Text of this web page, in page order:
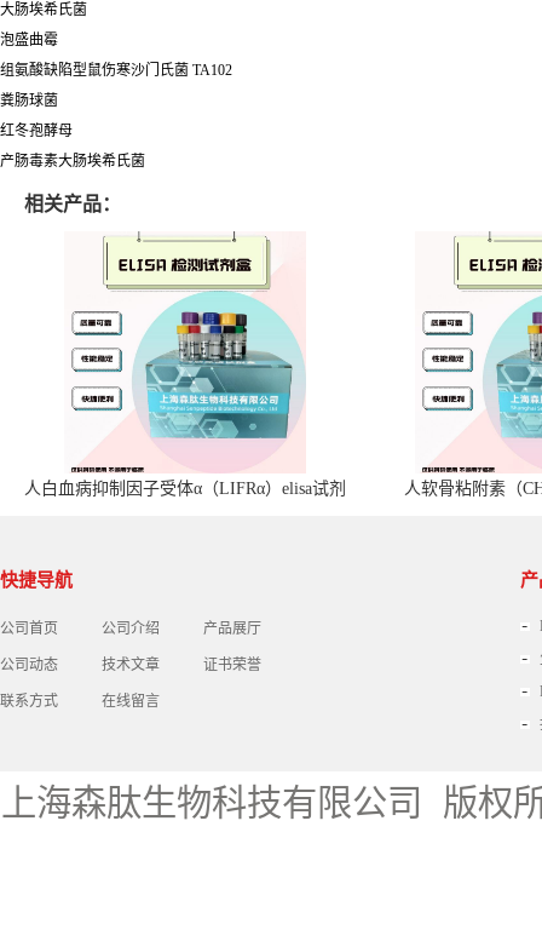
大肠埃希氏菌
泡盛曲霉
组氨酸缺陷型鼠伤寒沙门氏菌 TA102
粪肠球菌
红冬孢酵母
产肠毒素大肠埃希氏菌
相关产品：
人白血病抑制因子受体α（LIFRα）elisa试剂
人软骨粘附素（
快捷导航
公司首页 公司介绍 产品展厅
公司动态 技术文章 证书荣誉
联系方式 在线留言
上海森肽生物科技有限公司 版权